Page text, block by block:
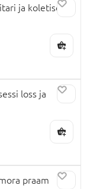
ja koletise
loss ja
praam